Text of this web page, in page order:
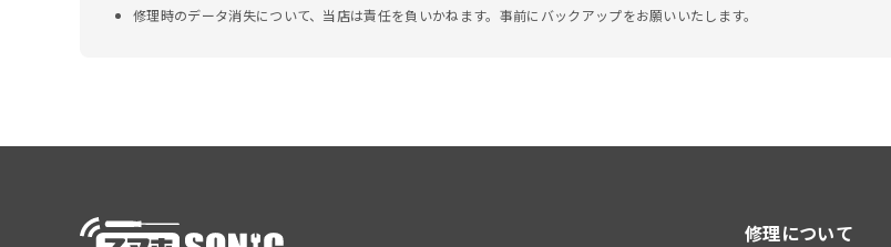
修理時のデータ消失について、当店は責任を負いかねます。事前にバックアップをお願いいたします。
修理について